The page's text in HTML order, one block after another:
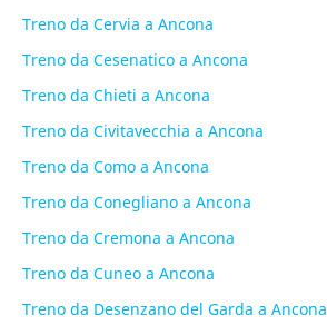
Treno da Cervia a Ancona
Treno da Cesenatico a Ancona
Treno da Chieti a Ancona
Treno da Civitavecchia a Ancona
Treno da Como a Ancona
Treno da Conegliano a Ancona
Treno da Cremona a Ancona
Treno da Cuneo a Ancona
Treno da Desenzano del Garda a Ancona